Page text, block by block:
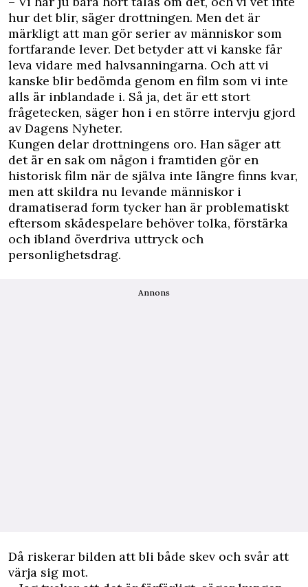
hur det blir, säger drottningen. Men det är
märkligt att man gör serier av människor som
fortfarande lever. Det betyder att vi kanske får
leva vidare med halvsanningarna. Och att vi
kanske blir bedömda genom en film som vi inte
alls är inblandade i. Så ja, det är ett stort
frågetecken, säger hon i en större intervju gjord
av Dagens Nyheter.
Kungen delar drottningens oro. Han säger att
det är en sak om någon i framtiden gör en
historisk film när de själva inte längre finns kvar,
men att skildra nu levande människor i
dramatiserad form tycker han är problematiskt
eftersom skådespelare behöver tolka, förstärka
och ibland överdriva uttryck och
personlighetsdrag.
Annons
Då riskerar bilden att bli både skev och svår att
värja sig mot.